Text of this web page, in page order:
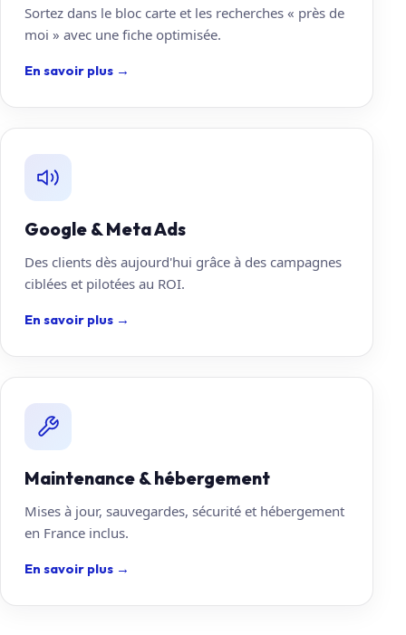
Sortez dans le bloc carte et les recherches « près de
moi » avec une fiche optimisée.
En savoir plus →
Google & Meta Ads
Des clients dès aujourd'hui grâce à des campagnes
ciblées et pilotées au ROI.
En savoir plus →
Maintenance & hébergement
Mises à jour, sauvegardes, sécurité et hébergement
en France inclus.
En savoir plus →